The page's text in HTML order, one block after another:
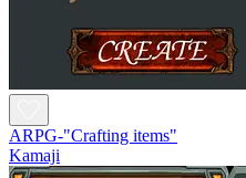
ARPG-"Crafting items"
Kamaji